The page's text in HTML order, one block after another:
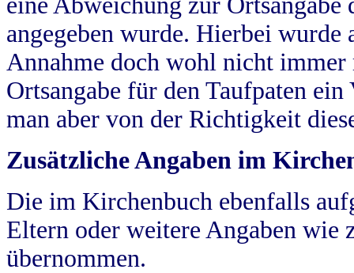
angegeben wurde. Hierbei wurde
Annahme doch wohl nicht
Ortsangabe für den Taufpaten
man aber von der Richtigkeit
Zusätzliche Angaben im
Die im Kirchenbuch ebenfalls
Eltern oder weitere Angaben wie
übernommen.